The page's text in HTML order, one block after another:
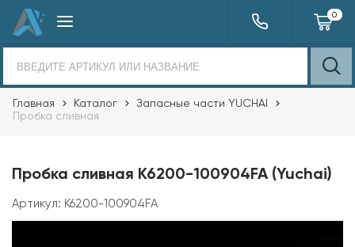
0
Главная Каталог
Запасные части YUCHAI
Пробка сливная
Пробка сливная K6200-100904FA (Yuchai)
Артикул: K6200-100904FA